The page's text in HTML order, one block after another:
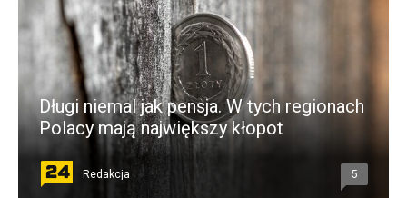
Długi niemal jak pensja. W tych regionach
Polacy mają największy kłopot
Redakcja 5